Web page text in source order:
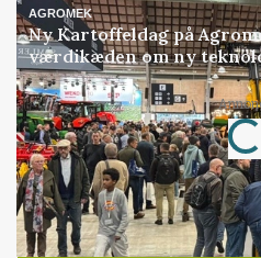
AGROMEK
Ny Kartoffeldag på
værdikæden om ny